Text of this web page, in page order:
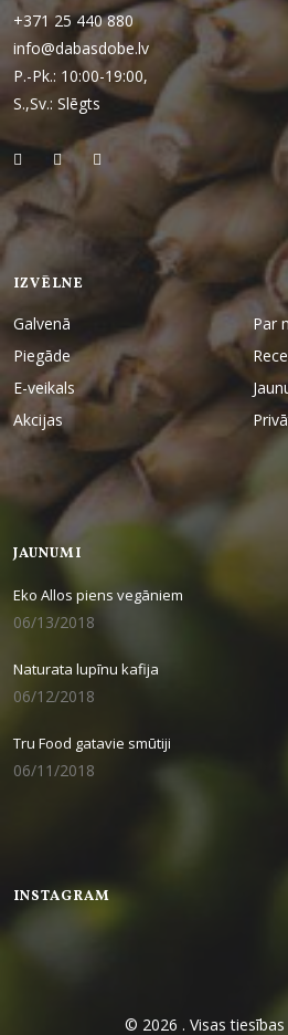
+371 25 440 880
info@dabasdobe.lv
P.-Pk.: 10:00-19:00,
S.,Sv.: Slēgts
IZVĒLNE
Galvenā
Par
Piegāde
E-veikals
Akcijas
JAUNUMI
Eko Allos piens vegāniem
06/13/2018
Naturata lupīnu kafija
06/12/2018
Tru Food gatavie smūtiji
06/11/2018
INSTAGRAM
© 2026 . Visas